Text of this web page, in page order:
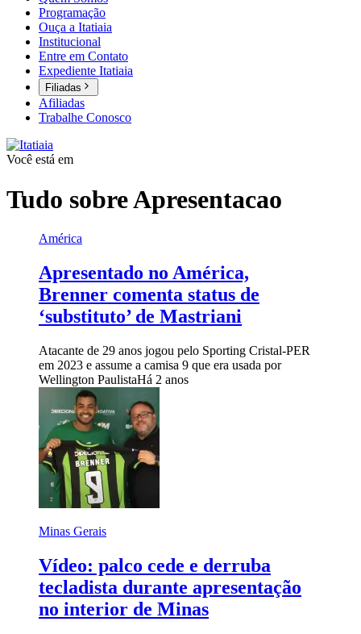
Programação
Ouça a Itatiaia
Institucional
Entre em Contato
Expediente Itatiaia
Filiadas
Afiliadas
Trabalhe Conosco
Você está em
Tudo sobreApresentacao
América
Apresentado no América,
Brenner comenta status de
‘substituto’ de Mastriani
Atacante de 29 anos jogou pelo Sporting Cristal-PER
em 2023 e assume a camisa 9 que era usada por
Wellington PaulistaHá 2 anos
Minas Gerais
Vídeo: palco cede e derruba
tecladista durante apresentação
no interior de Minas